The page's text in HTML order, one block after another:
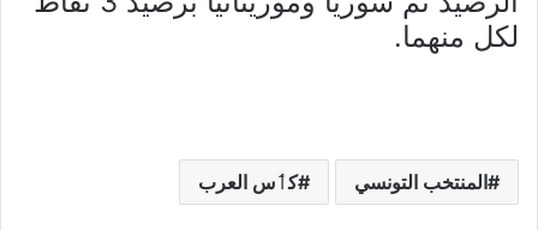
لكل منهما.
المنتخب التونسي كٲس العرب